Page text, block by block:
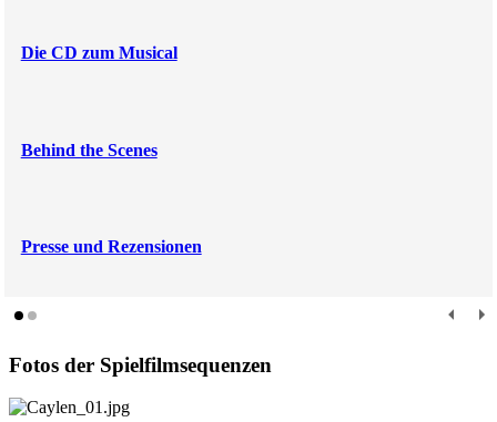
Die CD zum Musical
Behind the Scenes
Presse und Rezensionen
Fotos der Spielfilmsequenzen